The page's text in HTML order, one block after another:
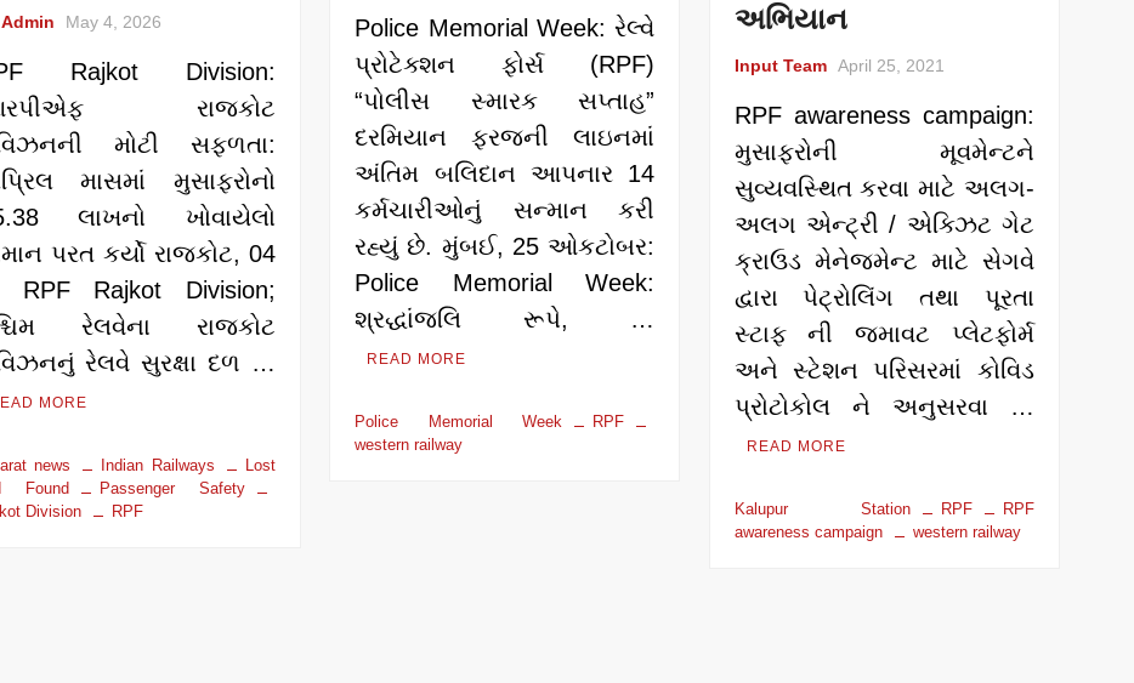
May 4, 2026
Rajkot Division:
રાજકોટ
મોટી સફળતા:
માસમાં મુસાફરોનો
લાખનો ખોવાયેલો
પરત કર્યો રાજકોટ, 04
RPF Rajkot Division;
રેલવેના રાજકોટ
રેલવે સુરક્ષા દળ …
MORE
news Indian Railways
Lost
Found
Passenger Safety
Division
RPF
Police Memorial Week: રેલ્વે
પ્રોટેક્શન ફોર્સ (RPF)
“પોલીસ સ્મારક સપ્તાહ”
દરમિયાન ફરજની લાઇનમાં
અંતિમ બલિદાન આપનાર 14
કર્મચારીઓનું સન્માન કરી
રહ્યું છે. મુંબઈ, 25 ઓકટોબર:
Police Memorial Week:
શ્રદ્ધાંજલિ રૂપે, …
READ MORE
Police Memorial Week
RPF
western railway
અભિયાન
Input Team April 25, 2021
RPF awareness campaign:
મુસાફરોની મૂવમેન્ટને
સુવ્યવસ્થિત કરવા માટે અલગ-
અલગ એન્ટ્રી / એક્ઝિટ ગેટ
ક્રાઉડ મેનેજમેન્ટ માટે સેગવે
દ્વારા પેટ્રોલિંગ તથા પૂરતા
સ્ટાફ ની જમાવટ પ્લેટફોર્મ
અને સ્ટેશન પરિસરમાં કોવિડ
પ્રોટોકોલ ને અનુસરવા …
READ MORE
Kalupur Station RPF
RPF
awareness campaign
western railway